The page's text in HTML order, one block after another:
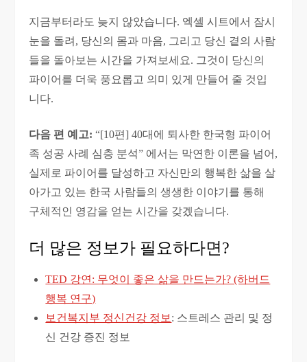
지금부터라도 늦지 않았습니다. 엑셀 시트에서 잠시
눈을 돌려, 당신의 몸과 마음, 그리고 당신 곁의 사람
들을 돌아보는 시간을 가져보세요. 그것이 당신의
파이어를 더욱 풍요롭고 의미 있게 만들어 줄 것입
니다.
다음 편 예고: “[10편] 40대에 퇴사한 한국형 파이어
족 성공 사례 심층 분석” 에서는 막연한 이론을 넘어,
실제로 파이어를 달성하고 자신만의 행복한 삶을 살
아가고 있는 한국 사람들의 생생한 이야기를 통해
구체적인 영감을 얻는 시간을 갖겠습니다.
더 많은 정보가 필요하다면?
TED 강연: 무엇이 좋은 삶을 만드는가? (하버드
행복 연구)
보건복지부 정신건강 정보 : 스트레스 관리 및 정
신 건강 증진 정보